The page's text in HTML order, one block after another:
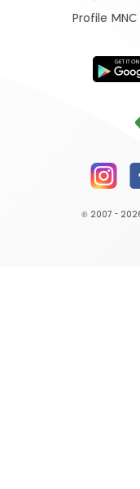
Profile
© 2007 -